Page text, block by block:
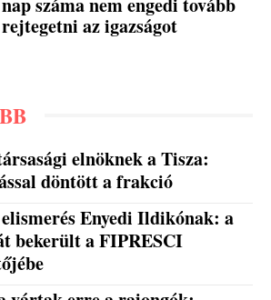
rejtegetni az igazságot
elnöknek a Tisza:
döntött a frakció
Enyedi Ildikónak: a
bekerült a FIPRESCI